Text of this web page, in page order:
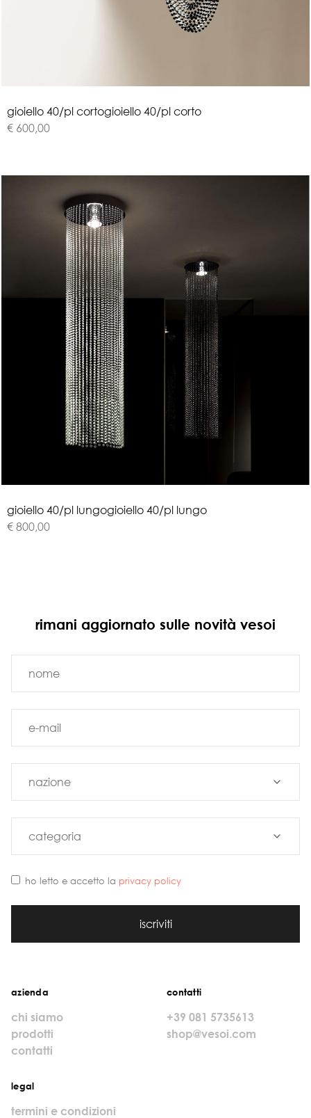
gioiello 40/pl cortogioiello 40/pl corto
€ 600,00
gioiello 40/pl lungogioiello 40/pl lungo
€ 800,00
rimani aggiornato sulle novità vesoi
ho letto e accetto la privacy policy
iscriviti
azienda
chi siamo
prodotti
contatti
contatti
+39 081 5735613
shop@vesoi.com
legal
termini e condizioni